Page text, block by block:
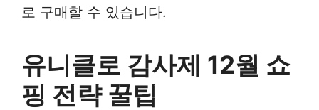
로 구매할 수 있습니다.
유니클로 감사제 12월 쇼
핑 전략 꿀팁